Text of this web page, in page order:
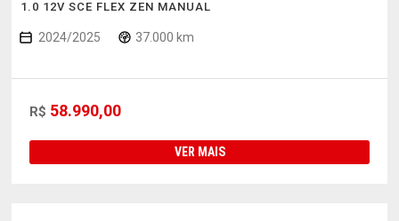
1.0 12V SCE FLEX ZEN MANUAL
2024/2025 37.000 km
R$ 58.990,00
VER MAIS